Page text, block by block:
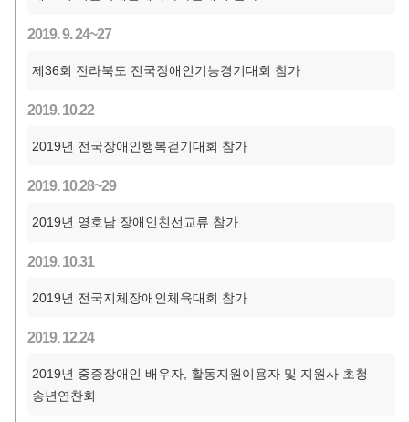
2019. 9. 24~27
제36회 전라북도 전국장애인기능경기대회 참가
2019. 10.22
2019년 전국장애인행복걷기대회 참가
2019. 10.28~29
2019년 영호남 장애인친선교류 참가
2019. 10.31
2019년 전국지체장애인체육대회 참가
2019. 12.24
2019년 중증장애인 배우자, 활동지원이용자 및 지원사 초청
송년연찬회